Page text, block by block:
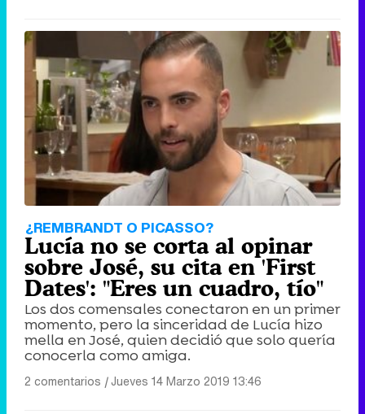
¿REMBRANDT O PICASSO?
Lucía no se corta al opinar
sobre José, su cita en 'First
Dates': "Eres un cuadro, tío"
Los dos comensales conectaron en un primer
momento, pero la sinceridad de Lucía hizo
mella en José, quien decidió que solo quería
conocerla como amiga.
2 comentarios |Jueves 14 Marzo 2019 13:46